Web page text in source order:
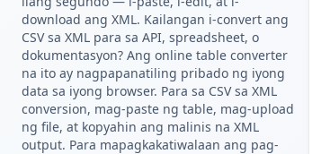
download ang XML. Kailangan i-convert ang
CSV sa XML para sa API, spreadsheet, o
dokumentasyon? Ang online table converter
na ito ay nagpapanatiling pribado ng iyong
data sa iyong browser. Para sa CSV sa XML
conversion, mag-paste ng table, mag-upload
ng file, at kopyahin ang malinis na XML
output. Para mapagkakatiwalaan ang pag-